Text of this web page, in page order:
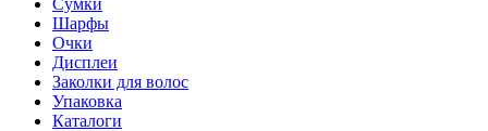
Шарфы
Очки
Дисплеи
Заколки для волос
Упаковка
Каталоги